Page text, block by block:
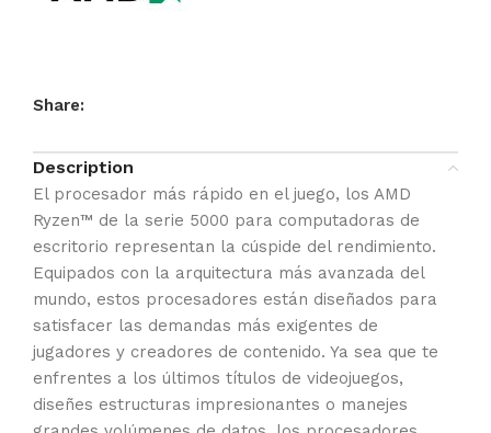
Share:
Description
El procesador más rápido en el juego, los AMD
Ryzen™ de la serie 5000 para computadoras de
escritorio representan la cúspide del rendimiento.
Equipados con la arquitectura más avanzada del
mundo, estos procesadores están diseñados para
satisfacer las demandas más exigentes de
jugadores y creadores de contenido. Ya sea que te
enfrentes a los últimos títulos de videojuegos,
diseñes estructuras impresionantes o manejes